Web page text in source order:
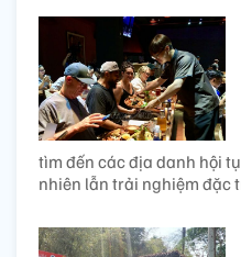
tìm đến các địa danh hội
nhiên lẫn trải nghiệm đặc